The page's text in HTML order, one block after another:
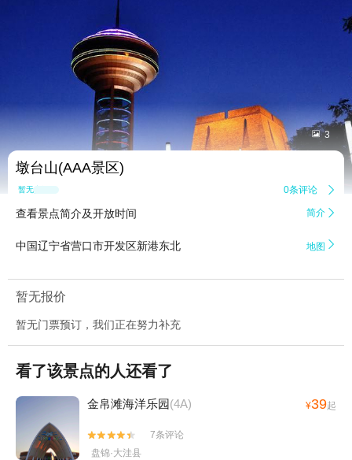
 3
墩台山(AAA景区)
暂无点评 0条评论 
查看景点简介及开放时间 简介 
中国辽宁省营口市开发区新港东北 地图 
暂无报价
暂无门票预订，我们正在努力补充
看了该景点的人还看了
金帛滩海洋乐园(4A) ¥39起


7条评论
盘锦·大洼县